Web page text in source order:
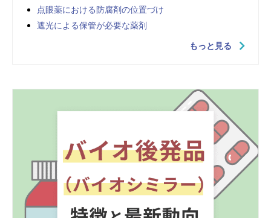
点眼薬における防腐剤の位置づけ
遮光による保管が必要な薬剤
もっと見る